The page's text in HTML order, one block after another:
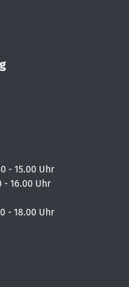
- 15.00 Uhr
- 16.00 Uhr
- 18.00 Uhr